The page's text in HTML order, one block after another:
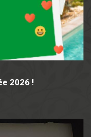
2026 !